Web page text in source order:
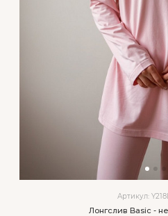
Артикул:
Лонгслив Basic -